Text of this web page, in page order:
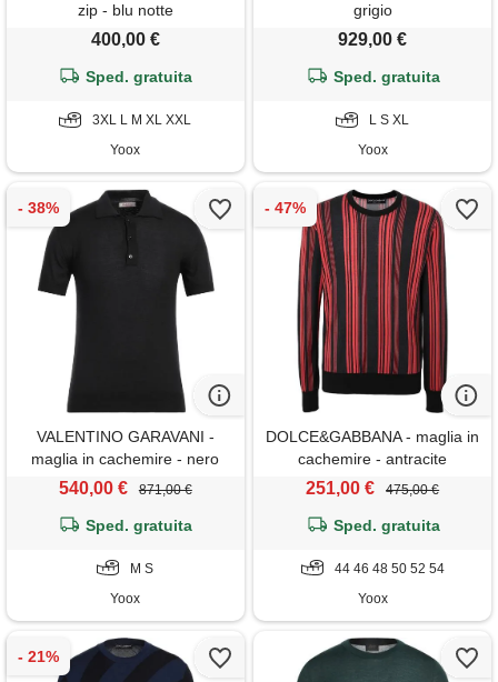
zip - blu notte
400,00 €
Sped. gratuita
3XL L M XL XXL
Yoox
grigio
929,00 €
Sped. gratuita
L S XL
Yoox
VALENTINO GARAVANI -
maglia in cachemire - nero
540,00 € 871,00 €
Sped. gratuita
M S
Yoox
DOLCE&GABBANA - maglia in
cachemire - antracite
251,00 € 475,00 €
Sped. gratuita
44 46 48 50 52 54
Yoox